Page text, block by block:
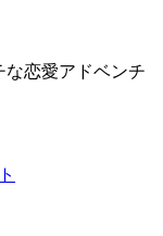
恋愛アドベンチ